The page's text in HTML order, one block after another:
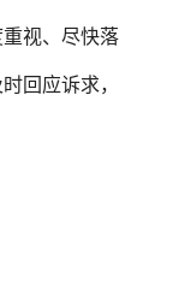
视、尽快落
回应诉求，